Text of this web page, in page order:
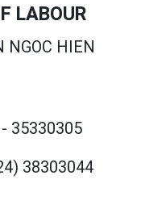
LABOUR
NGOC HIEN
- 35330305
38303044